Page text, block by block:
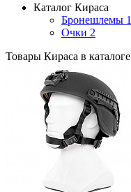
Каталог Кираса
Бронешлемы 1
Очки 2
Товары Кираса в каталоге